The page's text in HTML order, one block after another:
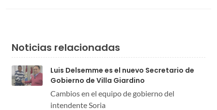
Noticias relacionadas
Luis Delsemme es el nuevo Secretario de
Gobierno de Villa Giardino
Cambios en el equipo de gobierno del
intendente Soria